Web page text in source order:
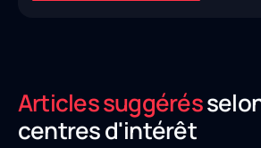
Articles suggérés
centres d'intérêt